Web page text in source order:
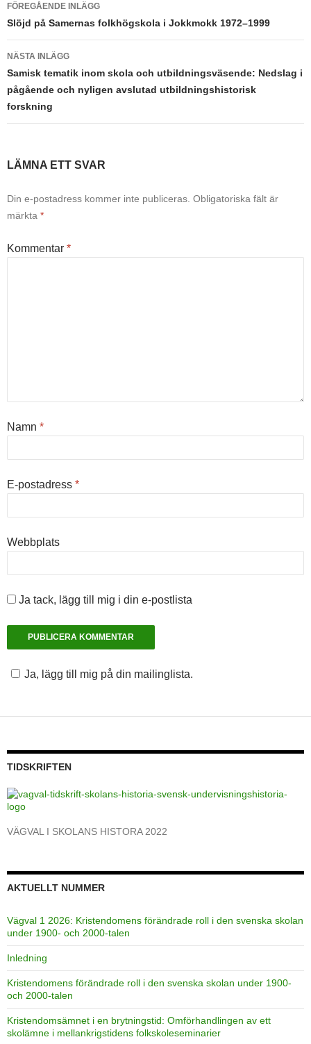
FÖREGÅENDE INLÄGG
Slöjd på Samernas folkhögskola i Jokkmokk 1972–1999
NÄSTA INLÄGG
Samisk tematik inom skola och utbildningsväsende: Nedslag i
pågående och nyligen avslutad utbildningshistorisk
forskning
LÄMNA ETT SVAR
Din e-postadress kommer inte publiceras. Obligatoriska fält är
märkta *
Kommentar *
Namn *
E-postadress *
Webbplats
Ja tack, lägg till mig i din e-postlista
Ja, lägg till mig på din mailinglista.
TIDSKRIFTEN
VÄGVAL I SKOLANS HISTORA 2022
AKTUELLT NUMMER
Vägval 1 2026: Kristendomens förändrade roll i den svenska skolan
under 1900- och 2000-talen
Inledning
Kristendomens förändrade roll i den svenska skolan under 1900-
och 2000-talen
Kristendomsämnet i en brytningstid: Omförhandlingen av ett
skolämne i mellankrigstidens folkskoleseminarier